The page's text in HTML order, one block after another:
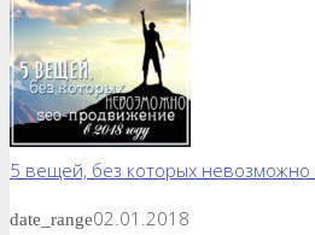
5 вещей, без которых
date_range02.01.2018